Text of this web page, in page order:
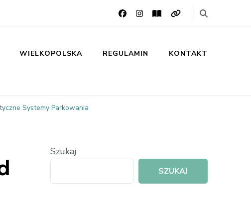
WIELKOPOLSKA REGULAMIN KONTAKT
Systemy Parkowania
Szukaj
SZUKAJ